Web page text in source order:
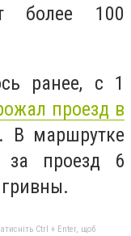
более 100
ранее, с 1
проезд в
. В маршрутке
за проезд 6
гривны.
Ctrl + Enter, щоб